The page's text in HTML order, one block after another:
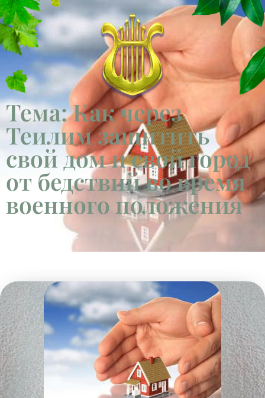
Тема: Как через
Теилим защитить
свой дом и свой город
от бедствий во время
военного положения